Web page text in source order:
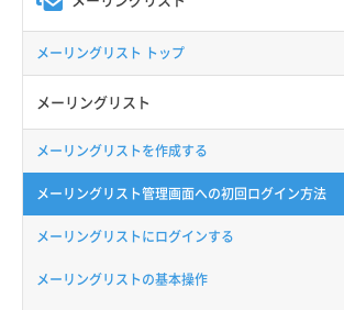
メーリングリスト トップ
メーリングリスト
メーリングリストを作成する
メーリングリスト管理画面への初回ログイン方法
メーリングリストにログインする
メーリングリストの基本操作